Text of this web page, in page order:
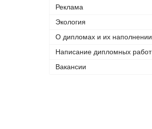
Реклама
Экология
О дипломах и их наполнении
Написание дипломных работ
Вакансии